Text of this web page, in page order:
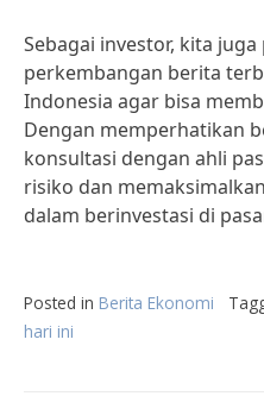
Sebagai investor, kita
perkembangan berita
Indonesia agar bisa
Dengan memperhatikan
konsultasi dengan ahli
risiko dan
dalam berinvestasi di
Posted in Berita Ekonomi
hari ini